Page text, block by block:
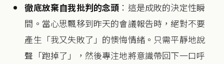
徹底放棄自我批判的念頭 ：這是成敗的決定性瞬
間。當心思飄移到昨天的會議報告時，絕對不要
產生「我又失敗了」的懊悔情緒。只需平靜地說
聲「跑掉了」，然後專注地將意識帶回下一口呼